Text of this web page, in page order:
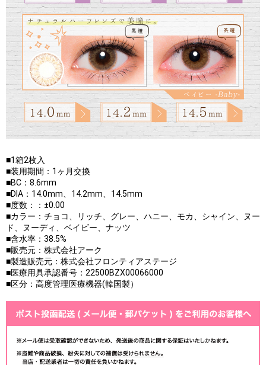
■1箱2枚入
■装用期間：1ヶ月交換
■BC：8.6mm
■DIA：14.0mm、14.2mm、14.5mm
■度数：：±0.00
■カラー：チョコ、リッチ、グレー、ハニー、モカ、シャイン、ヌー
ド、ヌーディ、ベイビー、ナッツ
■含水率：38.5%
■販売元：株式会社アーク
■製造販売元：株式会社フロンティアステージ
■医療用具承認番号：22500BZX00066000
■区分：高度管理医療機器(韓国製）